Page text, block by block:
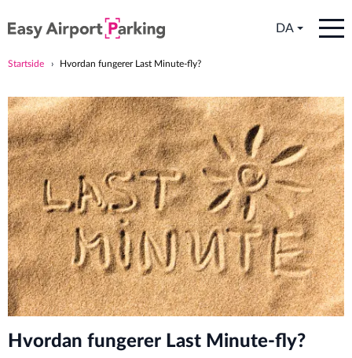
DA
Startside Hvordan fungerer Last Minute-fly?
Hvordan fungerer Last Minute-fly?